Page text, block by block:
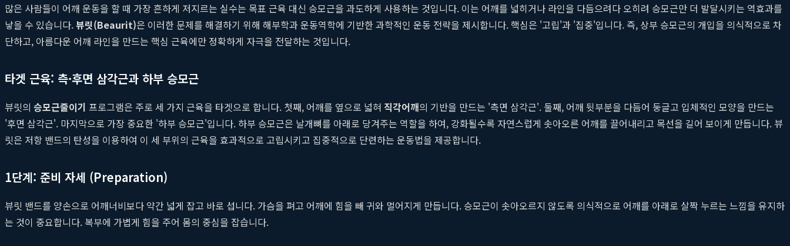
많은 사람들이 어깨 운동을 할 때 가장 흔하게 저지르는 실수는 목표 근육 대신 승모근을 과도하게 사용하는 것입니다. 이는 어깨를 넓히거나 라인을 다듬으려다 오히려 승모근만 더 발달시키는 역효과를
낳을 수 있습니다.뷰릿(Beaurit)은 이러한 문제를 해결하기 위해 해부학과 운동역학에 기반한 과학적인 운동 전략을 제시합니다. 핵심은 '고립'과 '집중'입니다. 즉, 상부 승모근의 개입을 의식적으로 차
단하고, 아름다운 어깨 라인을 만드는 핵심 근육에만 정확하게 자극을 전달하는 것입니다.
타겟 근육: 측·후면 삼각근과 하부 승모근
뷰릿의 승모근줄이기 프로그램은 주로 세 가지 근육을 타겟으로 합니다. 첫째, 어깨를 옆으로 넓혀 직각어깨의 기반을 만드는 '측면 삼각근'. 둘째, 어깨 뒷부분을 다듬어 둥글고 입체적인 모양을 만드는
'후면 삼각근'. 마지막으로 가장 중요한 '하부 승모근'입니다. 하부 승모근은 날개뼈를 아래로 당겨주는 역할을 하여, 강화될수록 자연스럽게 솟아오른 어깨를 끌어내리고 목선을 길어 보이게 만듭니다. 뷰
릿은 저항 밴드의 탄성을 이용하여 이 세 부위의 근육을 효과적으로 고립시키고 집중적으로 단련하는 운동법을 제공합니다.
1단계: 준비 자세 (Preparation)
뷰릿 밴드를 양손으로 어깨너비보다 약간 넓게 잡고 바로 섭니다. 가슴을 펴고 어깨에 힘을 빼 귀와 멀어지게 만듭니다. 승모근이 솟아오르지 않도록 의식적으로 어깨를 아래로 살짝 누르는 느낌을 유지하
는 것이 중요합니다. 복부에 가볍게 힘을 주어 몸의 중심을 잡습니다.